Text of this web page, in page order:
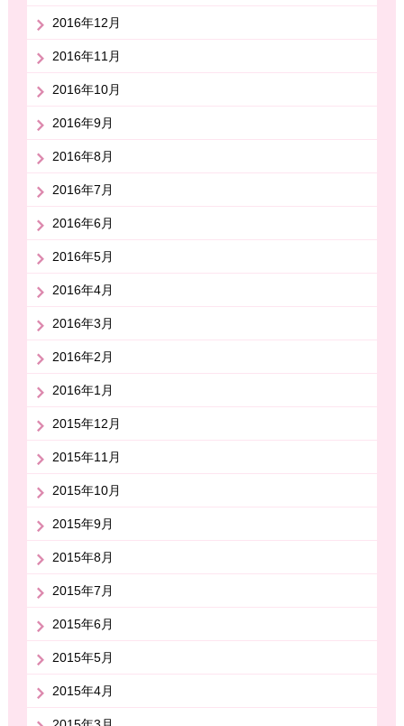
2016年12月
2016年11月
2016年10月
2016年9月
2016年8月
2016年7月
2016年6月
2016年5月
2016年4月
2016年3月
2016年2月
2016年1月
2015年12月
2015年11月
2015年10月
2015年9月
2015年8月
2015年7月
2015年6月
2015年5月
2015年4月